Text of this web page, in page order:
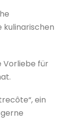
kulinarischen
Vorliebe für
ein